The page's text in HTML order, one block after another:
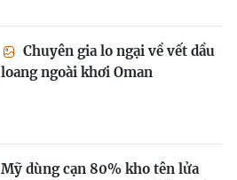
Chuyên gia lo ngại về vết dầu
loang ngoài khơi Oman
Mỹ dùng cạn 80% kho tên lửa